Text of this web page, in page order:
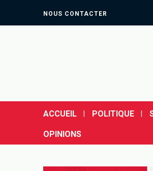
NOUS CONTACTER
ACCUEIL POLITIQUE
OPINIONS